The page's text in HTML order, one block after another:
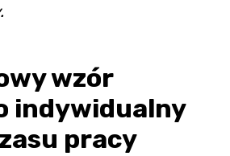
wzór
indywidualny
pracy